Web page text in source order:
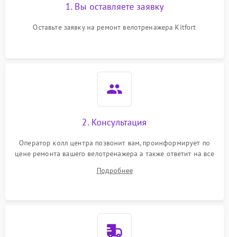
1. Вы оставляете заявку
Оставьте заявку на ремонт велотренажера Kitfort
2. Консультация
Оператор колл центра позвонит вам, проинформирует по
цене ремонта вашего велотренажера а также ответит на все
Подробнее